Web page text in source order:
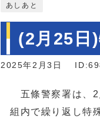
あしあと
(2月25日
2025年2月3日
五條警察署は、2
組内で繰り返し特